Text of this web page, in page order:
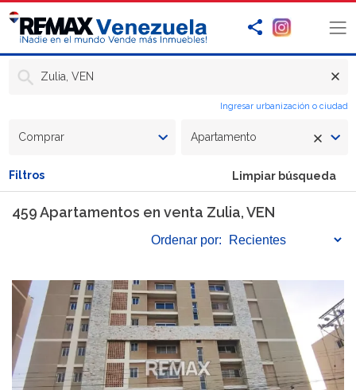
Zulia, VEN
Ingresar urbanización o ciudad
Comprar Apartamento
Filtros Limpiar búsqueda
459 Apartamentos en venta Zulia, VEN
Ordenar por: